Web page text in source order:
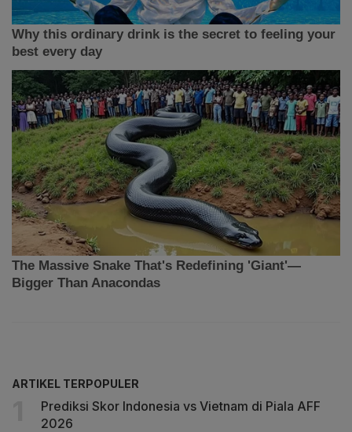
ARTIKEL TERPOPULER
Prediksi Skor Indonesia vs Vietnam di Piala AFF
2026